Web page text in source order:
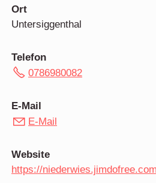
Ort
Untersiggenthal
Telefon
0786980082
E-Mail
E-Mail
Website
https://